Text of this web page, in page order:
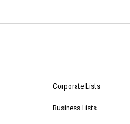
Corporate Lists
Business Lists